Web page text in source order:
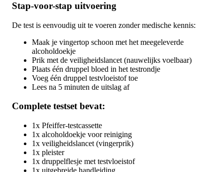
Stap-voor-stap uitvoering
De test is eenvoudig uit te voeren zonder medische kennis:
Maak je vingertop schoon met het meegeleverde
alcoholdoekje
Prik met de veiligheidslancet (nauwelijks voelbaar)
Plaats één druppel bloed in het testrondje
Voeg één druppel testvloeistof toe
Lees na 5 minuten de uitslag af
Complete testset bevat:
1x Pfeiffer-testcassette
1x alcoholdoekje voor reiniging
1x veiligheidslancet (vingerprik)
1x pleister
1x druppelflesje met testvloeistof